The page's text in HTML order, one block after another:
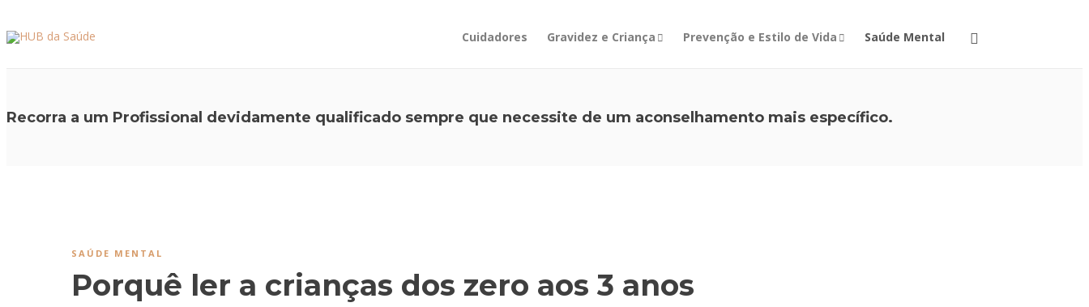
Cuidadores Gravidez e Criança Prevenção e Estilo de Vida Saúde Mental
Recorra a um Profissional devidamente qualificado sempre que necessite de um aconselhamento mais específico.
SAÚDE MENTAL
Porquê ler a crianças dos zero aos 3 anos